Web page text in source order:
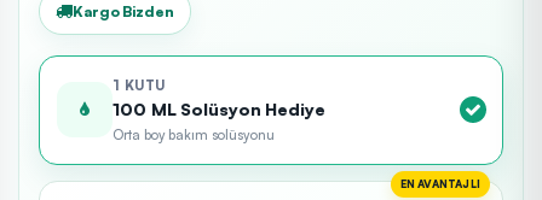
Kargo Bizden
1 KUTU
100 ML Solüsyon Hediye
Orta boy bakım solüsyonu
EN AVANTAJLI